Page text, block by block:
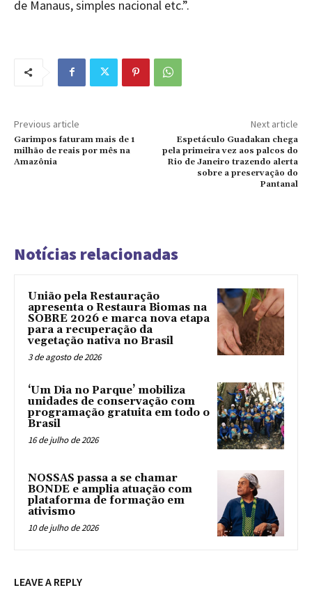
de Manaus, simples nacional etc.”.
Previous article
Garimpos faturam mais de 1
milhão de reais por mês na
Amazônia
Next article
Espetáculo Guadakan chega
pela primeira vez aos palcos do
Rio de Janeiro trazendo alerta
sobre a preservação do
Pantanal
Notícias relacionadas
União pela Restauração
apresenta o Restaura Biomas na
SOBRE 2026 e marca nova etapa
para a recuperação da
vegetação nativa no Brasil
3 de agosto de 2026
‘Um Dia no Parque’ mobiliza
unidades de conservação com
programação gratuita em todo o
Brasil
16 de julho de 2026
NOSSAS passa a se chamar
BONDE e amplia atuação com
plataforma de formação em
ativismo
10 de julho de 2026
LEAVE A REPLY